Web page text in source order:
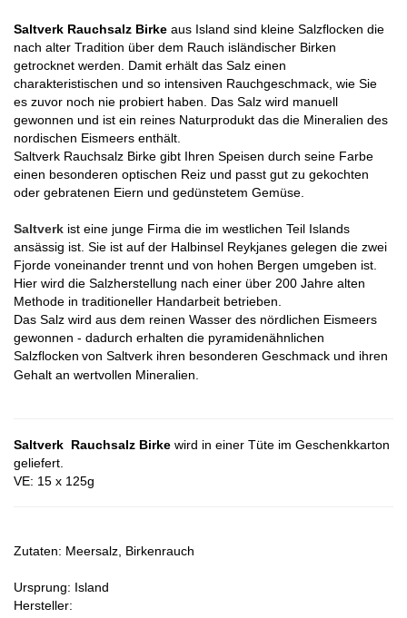
Saltverk Rauchsalz Birke aus Island sind kleine Salzflocken die
nach alter Tradition über dem Rauch isländischer Birken
getrocknet werden. Damit erhält das Salz einen
charakteristischen und so intensiven Rauchgeschmack, wie Sie
es zuvor noch nie probiert haben. Das Salz wird manuell
gewonnen und ist ein reines Naturprodukt das die Mineralien des
nordischen Eismeers enthält.
Saltverk Rauchsalz Birke gibt Ihren Speisen durch seine Farbe
einen besonderen optischen Reiz und passt gut zu gekochten
oder gebratenen Eiern und gedünstetem Gemüse.
Saltverk ist eine junge Firma die im westlichen Teil Islands
ansässig ist. Sie ist auf der Halbinsel Reykjanes gelegen die zwei
Fjorde voneinander trennt und von hohen Bergen umgeben ist.
Hier wird die Salzherstellung nach einer über 200 Jahre alten
Methode in traditioneller Handarbeit betrieben.
Das Salz wird aus dem reinen Wasser des nördlichen Eismeers
gewonnen - dadurch erhalten die pyramidenähnlichen
Salzflocken von Saltverk ihren besonderen Geschmack und ihren
Gehalt an wertvollen Mineralien.
Saltverk Rauchsalz Birke wird in einer Tüte im Geschenkkarton
geliefert.
VE: 15 x 125g​
Zutaten: Meersalz, Birkenrauch
Ursprung: Island
Hersteller: